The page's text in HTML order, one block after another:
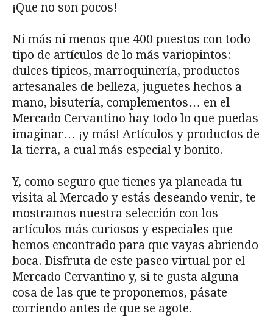
¡Que no son pocos!
Ni más ni menos que 400 puestos con todo
tipo de artículos de lo más variopintos:
dulces típicos, marroquinería, productos
artesanales de belleza, juguetes hechos a
mano, bisutería, complementos… en el
Mercado Cervantino hay todo lo que puedas
imaginar… ¡y más! Artículos y productos de
la tierra, a cual más especial y bonito.
Y, como seguro que tienes ya planeada tu
visita al Mercado y estás deseando venir, te
mostramos nuestra selección con los
artículos más curiosos y especiales que
hemos encontrado para que vayas abriendo
boca. Disfruta de este paseo virtual por el
Mercado Cervantino y, si te gusta alguna
cosa de las que te proponemos, pásate
corriendo antes de que se agote.